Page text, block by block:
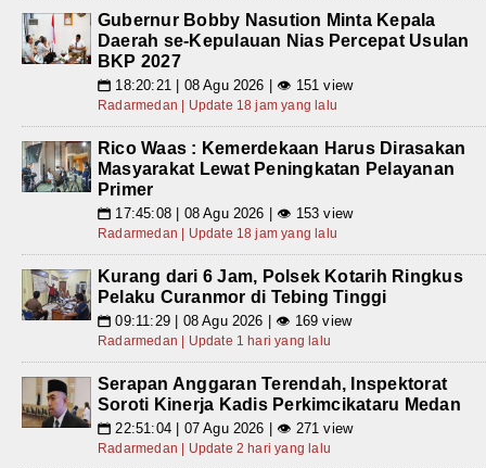
Gubernur Bobby Nasution Minta Kepala
Daerah se-Kepulauan Nias Percepat Usulan
BKP 2027
📅 18:20:21 | 08 Agu 2026 | 👁 151 view
Radarmedan | Update 18 jam yang lalu
Rico Waas : Kemerdekaan Harus Dirasakan
Masyarakat Lewat Peningkatan Pelayanan
Primer
📅 17:45:08 | 08 Agu 2026 | 👁 153 view
Radarmedan | Update 18 jam yang lalu
Kurang dari 6 Jam, Polsek Kotarih Ringkus
Pelaku Curanmor di Tebing Tinggi
📅 09:11:29 | 08 Agu 2026 | 👁 169 view
Radarmedan | Update 1 hari yang lalu
Serapan Anggaran Terendah, Inspektorat
Soroti Kinerja Kadis Perkimcikataru Medan
📅 22:51:04 | 07 Agu 2026 | 👁 271 view
Radarmedan | Update 2 hari yang lalu